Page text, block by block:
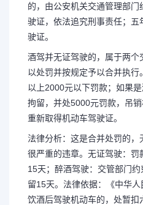
的，由公安机关交通管理部
驶证，依法追究刑事责任；五
驶证。
酒驾并无证驾驶的，属于两
以处罚并按规定予以合并执
以上2000元以下罚款；如果
拘留，并处5000元罚款，吊
重新取得机动车驾驶证。
法律分析：这是合并处罚的
很严重的违章。无证驾驶：
15天；醉酒驾驶：交管部门
留15天。法律依据：《中华
饮酒后驾驶机动车的，处暂扣